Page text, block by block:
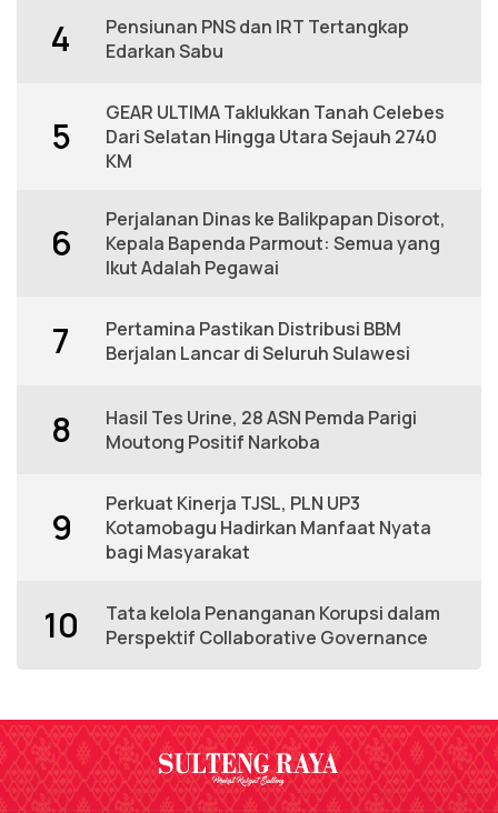
4
Pensiunan PNS dan IRT Tertangkap
Edarkan Sabu
5
GEAR ULTIMA Taklukkan Tanah Celebes
Dari Selatan Hingga Utara Sejauh 2740
KM
6
Perjalanan Dinas ke Balikpapan Disorot,
Kepala Bapenda Parmout: Semua yang
Ikut Adalah Pegawai
7
Pertamina Pastikan Distribusi BBM
Berjalan Lancar di Seluruh Sulawesi
8
Hasil Tes Urine, 28 ASN Pemda Parigi
Moutong Positif Narkoba
9
Perkuat Kinerja TJSL, PLN UP3
Kotamobagu Hadirkan Manfaat Nyata
bagi Masyarakat
10
Tata kelola Penanganan Korupsi dalam
Perspektif Collaborative Governance